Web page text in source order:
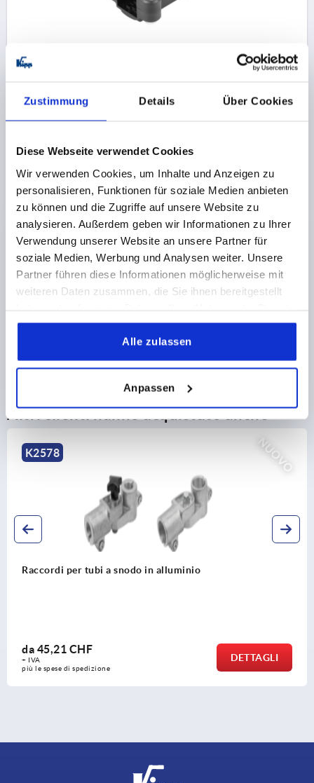
Zustimmung Details Über Cookies
Diese Webseite verwendet Cookies
Wir verwenden Cookies, um Inhalte und Anzeigen zu
personalisieren, Funktionen für soziale Medien anbieten
zu können und die Zugriffe auf unsere Website zu
analysieren. Außerdem geben wir Informationen zu Ihrer
Verwendung unserer Website an unsere Partner für
soziale Medien, Werbung und Analysen weiter. Unsere
Partner führen diese Informationen möglicherweise mit
weiteren Daten zusammen, die Sie ihnen bereitgestellt
gesammelt haben.
Alle zulassen
Anpassen
TERMOPLASTICA, PER TUBI QUADRI, COMP:ACCIAIO,
QUADRO INCASSATO=30 QUADRO INCASSATO=30
Numero d’ordine:K0476.3030
10,74 CHF
+ IVA
più le spese di spedizione
DETTAGLI PRODOTTO
CAD
Altri clienti hanno acquistato anche
NUOVO
tubi a snodo in alluminio
spedizione
+ IVA
più le